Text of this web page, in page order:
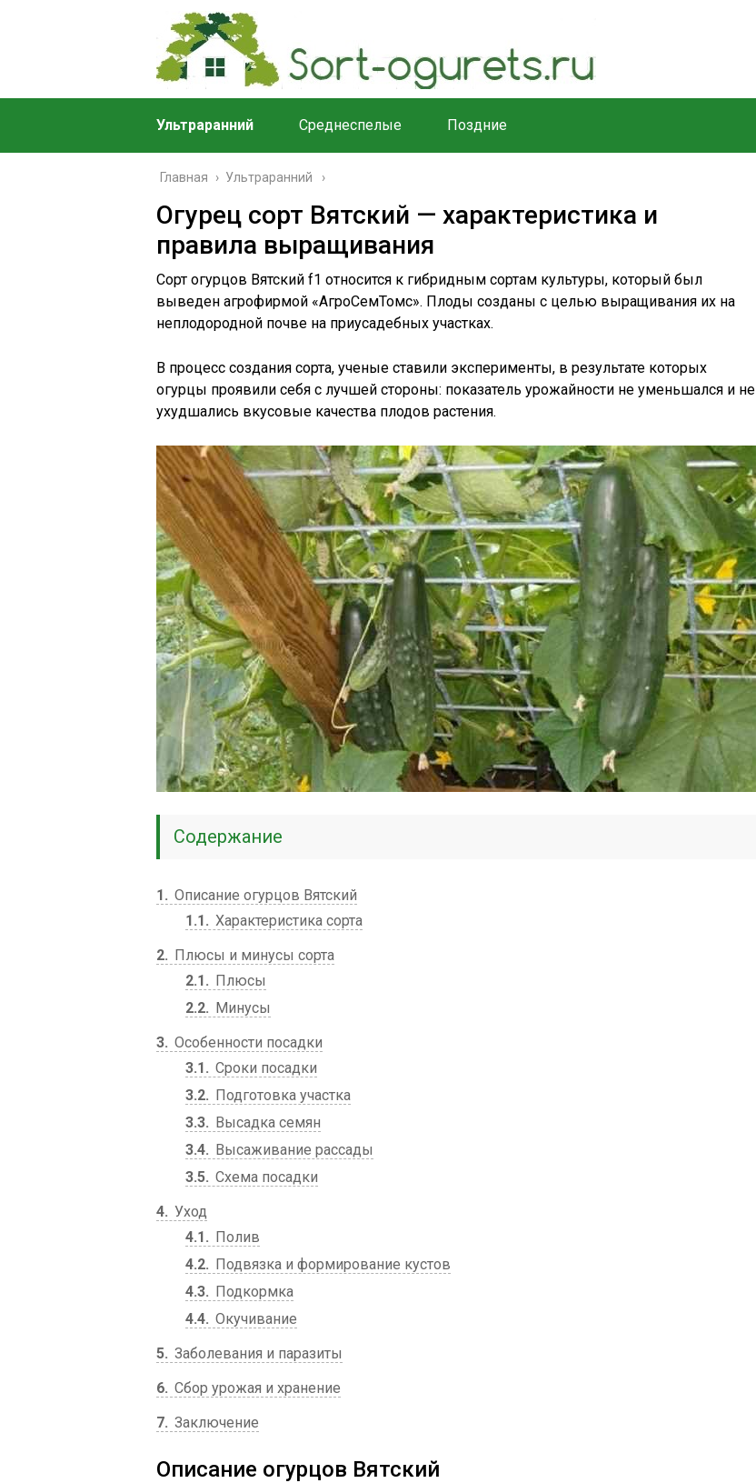
Ультраранний Среднеспелые Поздние
Главная › Ультраранний
Огурец сорт Вятский — характеристика и
правила выращивания
Сорт огурцов Вятский f1 относится к гибридным сортам культуры, который был
выведен агрофирмой «АгроСемТомс». Плоды созданы с целью выращивания их на
неплодородной почве на приусадебных участках.
В процесс создания сорта, ученые ставили эксперименты, в результате которых
огурцы проявили себя с лучшей стороны: показатель урожайности не уменьшался и не
ухудшались вкусовые качества плодов растения.
Содержание
1
Описание огурцов Вятский
1.1
Характеристика сорта
2
Плюсы и минусы сорта
2.1
Плюсы
2.2
Минусы
3 Особенности посадки
3.1
Сроки посадки
3.2
Подготовка участка
3.3
Высадка семян
3.4
Высаживание рассады
3.5 Схема посадки
4 Уход
4.1
Полив
4.2
Подвязка и формирование кустов
4.3
Подкормка
4.4 Окучивание
5 Заболевания и паразиты
6 Сбор урожая и хранение
7 Заключение
Описание огурцов Вятский